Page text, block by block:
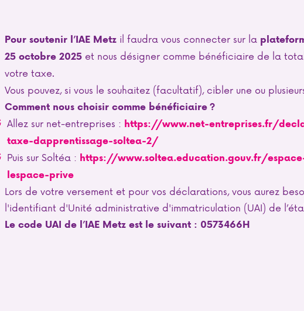
Pour soutenir l’IAE Metz il faudra vous connecter sur la
25 octobre 2025 et nous désigner comme bénéficiaire de la
votre taxe.
Vous pouvez, si vous le souhaitez (facultatif), cibler une ou
Comment nous choisir comme bénéficiaire ?
Allez sur net-entreprises : https://www.net-entreprises.fr/
taxe-dapprentissage-soltea-2/
Puis sur Soltéa : https://www.soltea.education.gouv.fr/
lespace-prive
Lors de votre versement et pour vos déclarations, vous aurez
l'identifiant d'Unité administrative d'immatriculation (UAI) de
Le code UAI de l’IAE Metz est le suivant : 0573466H